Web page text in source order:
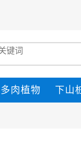
多肉植物 下山